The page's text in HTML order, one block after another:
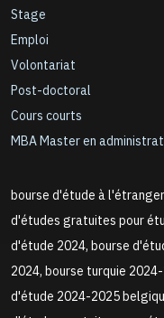
Stage
Emploi
Volontariat
Post-doctoral
Cours courts
MBA Master en
bourse d'étude à
d'études gratuites pour
d'étude 2024, bourse
2024, bourse turquie
d'étude 2024-2025